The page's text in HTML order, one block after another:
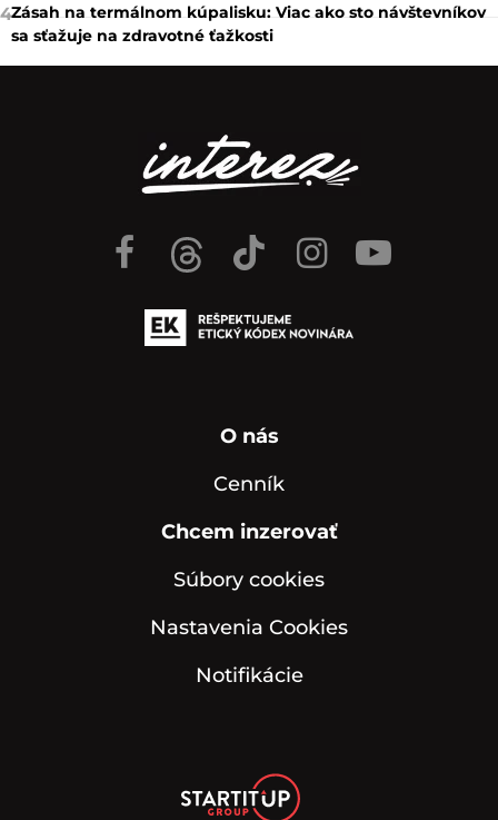
4Zásah na termálnom kúpalisku: Viac ako sto návštevníkov
sa sťažuje na zdravotné ťažkosti
O nás
Cenník
Chcem inzerovať
Súbory cookies
Nastavenia Cookies
Notifikácie